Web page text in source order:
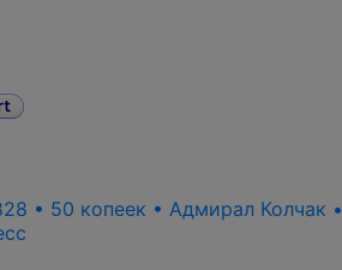
• 50 копеек • Адмирал Колчак •